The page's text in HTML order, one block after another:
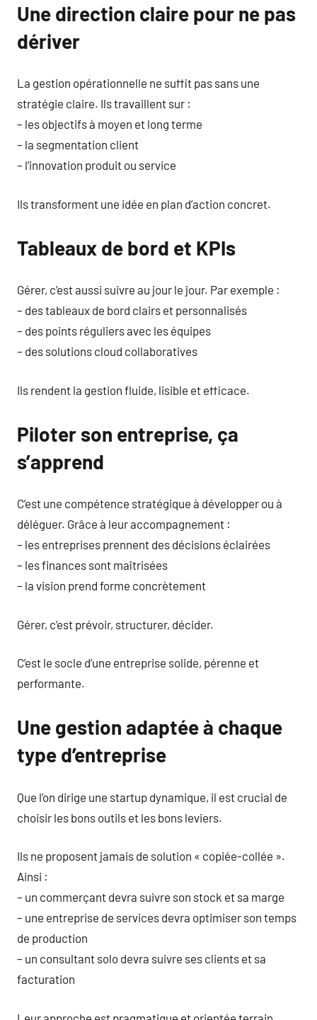
Une direction claire pour ne pas
dériver
La gestion opérationnelle ne suffit pas sans une
stratégie claire. Ils travaillent sur :
– les objectifs à moyen et long terme
– la segmentation client
– l’innovation produit ou service
Ils transforment une idée en plan d’action concret.
Tableaux de bord et KPIs
Gérer, c’est aussi suivre au jour le jour. Par exemple :
– des tableaux de bord clairs et personnalisés
– des points réguliers avec les équipes
– des solutions cloud collaboratives
Ils rendent la gestion fluide, lisible et efficace.
Piloter son entreprise, ça
s’apprend
C’est une compétence stratégique à développer ou à
déléguer. Grâce à leur accompagnement :
– les entreprises prennent des décisions éclairées
– les finances sont maîtrisées
– la vision prend forme concrètement
Gérer, c’est prévoir, structurer, décider.
C’est le socle d’une entreprise solide, pérenne et
performante.
Une gestion adaptée à chaque
type d’entreprise
Que l’on dirige une startup dynamique, il est crucial de
choisir les bons outils et les bons leviers.
Ils ne proposent jamais de solution « copiée-collée ».
Ainsi :
– un commerçant devra suivre son stock et sa marge
– une entreprise de services devra optimiser son temps
de production
– un consultant solo devra suivre ses clients et sa
facturation